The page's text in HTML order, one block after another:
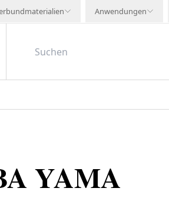
Anwendungen
YAMA